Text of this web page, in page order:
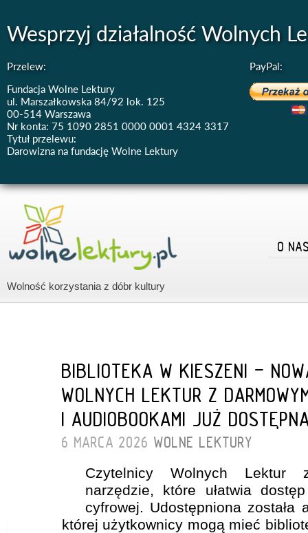
Wesprzyj działalność Wolnych
Przelew:
Fundacja Wolne Lektury
ul. Marszałkowska 84/92 lok. 125
00-514 Warszawa
Nr konta: 75 1090 2851 0000 0001 4324 3317
Tytuł przelewu:
Darowizna na fundację Wolne Lektury
PayPal:
Wolność korzystania z dóbr kultury
O
BIBLIOTEKA W KIESZENI -
WOLNYCH LEKTUR Z
I AUDIOBOOKAMI JUŻ
6 MARCA 2026 WOLNE LEKTURY
Czytelnicy Wolnych Lektur
narzędzie, które ułatwia
cyfrowej. Udostępniona została
której użytkownicy mogą mieć